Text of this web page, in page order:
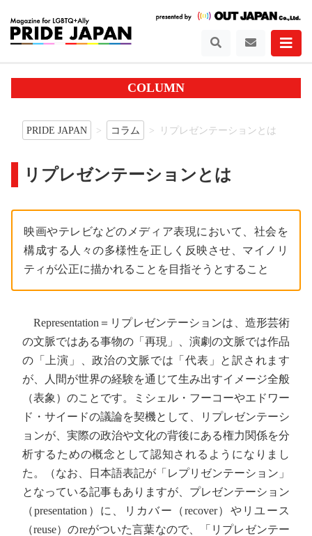
COLUMN
PRIDE JAPAN コラム リプレゼンテーションとは
リプレゼンテーションとは
映画やテレビなどのメディア表現において、社会を
構成する人々の多様性を正しく反映させ、マイノリ
ティが公正に描かれることを目指そうとすること
Representation＝リプレゼンテーションは、造形芸術
の文脈ではある事物の「再現」、演劇の文脈では作品
の「上演」、政治の文脈では「代表」と訳されます
が、人間が世界の経験を通じて生み出すイメージ全般
（表象）のことです。ミシェル・フーコーやエドワー
ド・サイードの議論を契機として、リプレゼンテーシ
ョンが、実際の政治や文化の背後にある権力関係を分
析するための概念として認知されるようになりまし
た。（なお、日本語表記が「レプリゼンテーション」
となっている記事もありますが、プレゼンテーション
（presentation）に、リカバー（recover）やリユース
（reuse）のreがついた言葉なので、「リプレゼンテー